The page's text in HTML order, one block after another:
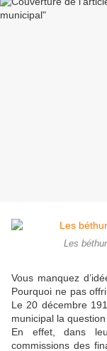
Les
Vous manquez
Pourquoi ne pas
Le 20 décembre
municipal la
En effet, dans
commissions des